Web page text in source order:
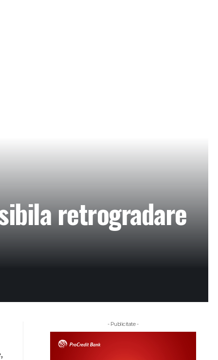
retrogradare
- Publicitate -